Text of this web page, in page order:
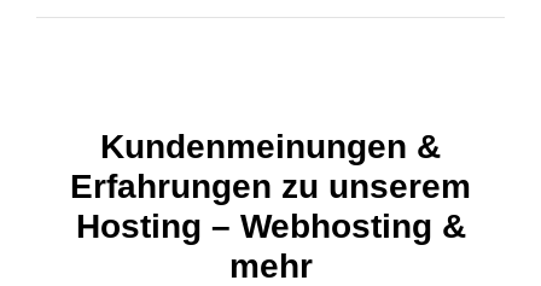
Kundenmeinungen &
Erfahrungen zu unserem
Hosting – Webhosting &
mehr